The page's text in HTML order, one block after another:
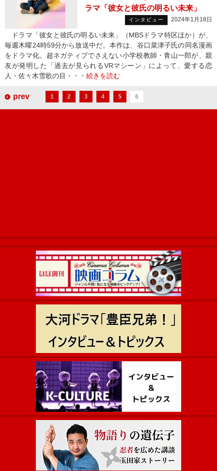
ラマ「彼女と彼氏の明るい未来」
インタビュー 2024年1月18日
ドラマ「彼女と彼氏の明るい未来」（MBSドラマ特区ほか）が、
毎週木曜24時59分から放送中だ。本作は、谷口菜津子氏の同名漫画
をドラマ化。超ネガティブでさえない小学校教師・青山一郎が、親
友が発明した「過去が見られるVRマシーン」によって、愛する恋
人・佐々木雪歌の目・・・ 続きを読む
prev 1 2 3 4 5 6